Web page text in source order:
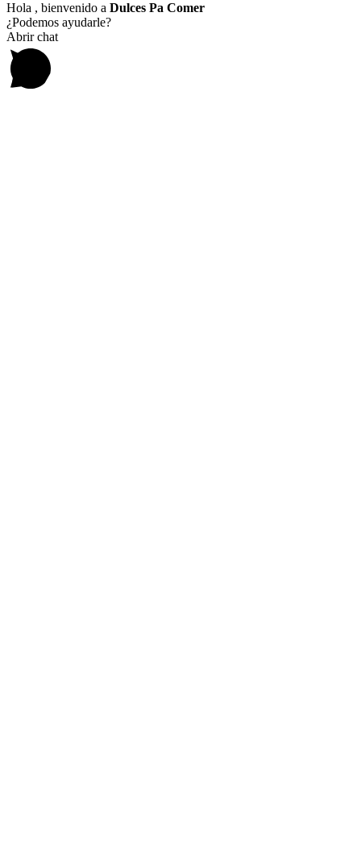
Hola , bienvenido a Dulces Pa Comer
¿Podemos ayudarle?
Abrir chat